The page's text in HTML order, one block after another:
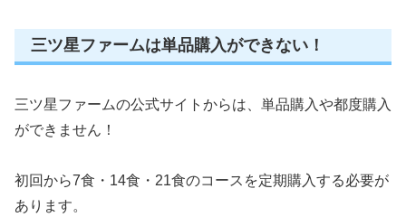
三ツ星ファームは単品購入ができない！
三ツ星ファームの公式サイトからは、単品購入や都度購入
ができません！
初回から7食・14食・21食のコースを定期購入する必要が
あります。